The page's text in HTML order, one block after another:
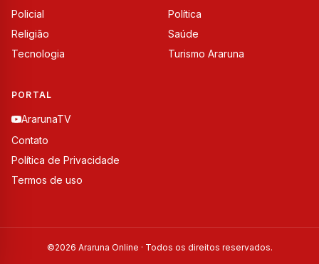
Policial
Política
Religião
Saúde
Tecnologia
Turismo Araruna
PORTAL
ArarunaTV
Contato
Política de Privacidade
Termos de uso
©2026 Araruna Online · Todos os direitos reservados.